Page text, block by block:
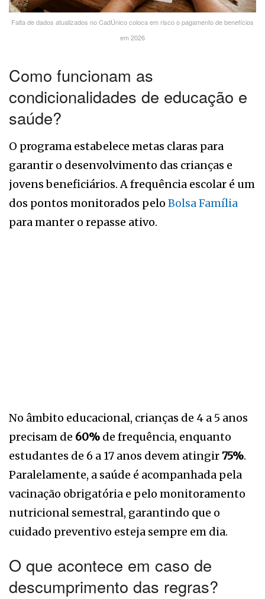
Falta de dados atualizados no CadÚnico coloca em risco o pagamento de benefícios
em 2026
Como funcionam as
condicionalidades de educação e
saúde?
O programa estabelece metas claras para
garantir o desenvolvimento das crianças e
jovens beneficiários. A frequência escolar é um
dos pontos monitorados pelo Bolsa Família
para manter o repasse ativo.
No âmbito educacional, crianças de 4 a 5 anos
precisam de 60% de frequência, enquanto
estudantes de 6 a 17 anos devem atingir75%.
Paralelamente, a saúde é acompanhada pela
vacinação obrigatória e pelo monitoramento
nutricional semestral, garantindo que o
cuidado preventivo esteja sempre em dia.
O que acontece em caso de
descumprimento das regras?